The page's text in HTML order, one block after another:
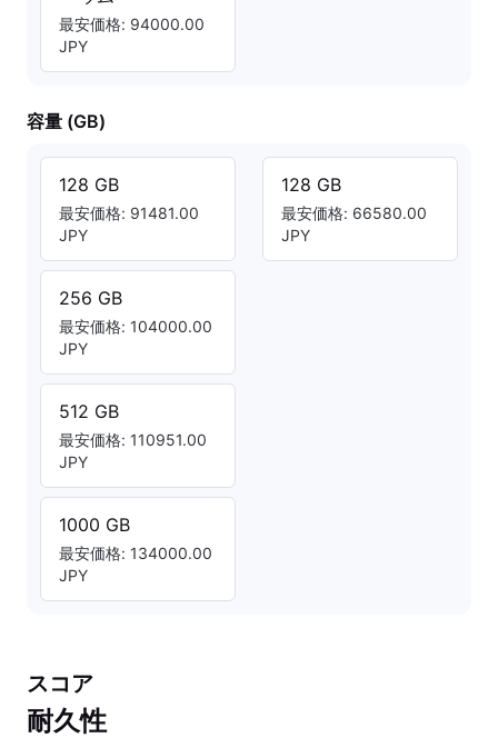
最安価格: 94000.00
JPY
容量 (GB)
128 GB
最安価格: 91481.00
JPY
256 GB
最安価格: 104000.00
JPY
512 GB
最安価格: 110951.00
JPY
1000 GB
最安価格: 134000.00
JPY
128 GB
最安価格: 66580.00
JPY
スコア
耐久性